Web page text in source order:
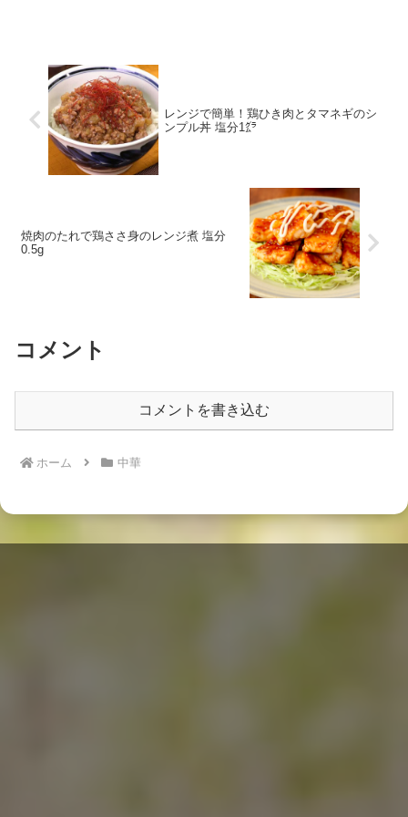
レンジで簡単！鶏ひき肉とタマネギのシ
ンプル丼 塩分1㌘
焼肉のたれで鶏ささ身のレンジ煮 塩分
0.5g
コメント
コメントを書き込む
ホーム 中華